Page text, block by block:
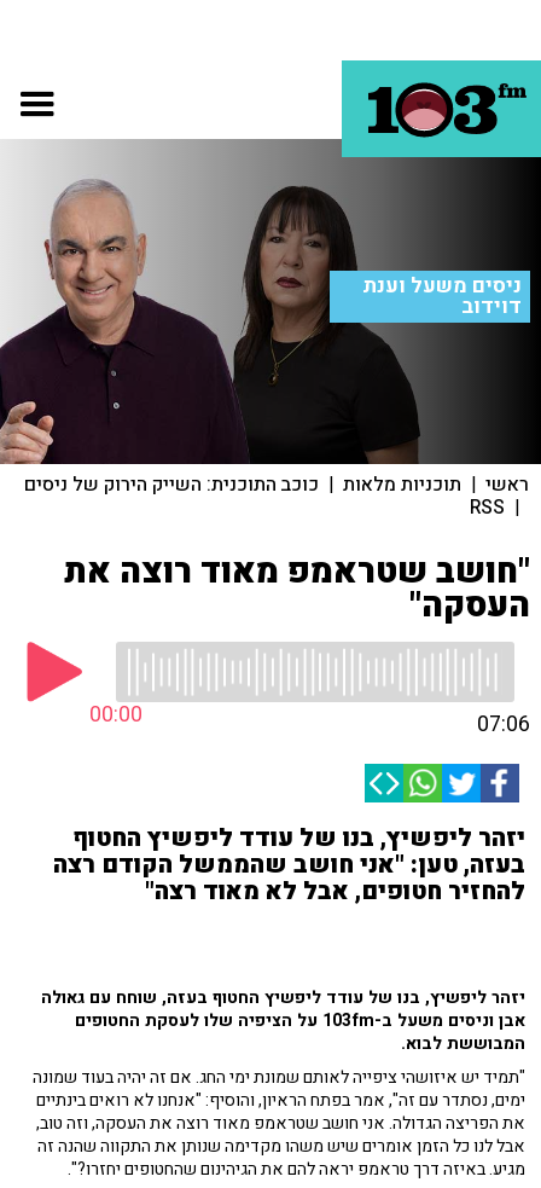
ניסים משעל וענת
דוידוב
ראשי | תוכניות מלאות | כוכב התוכנית: השייק הירוק של ניסים
|
RSS
"חושב שטראמפ מאוד רוצה את
העסקה"
00:00 07:06
יזהר ליפשיץ, בנו של עודד ליפשיץ החטוף
בעזה, טען: "אני חושב שהממשל הקודם רצה
להחזיר חטופים, אבל לא מאוד רצה"
יזהר ליפשיץ, בנו של עודד ליפשיץ החטוף בעזה, שוחח עם גאולה
אבן וניסים משעל ב-103fm על הציפיה שלו לעסקת החטופים
המבוששת לבוא.
"תמיד יש איזושהי ציפייה לאותם שמונת ימי החג. אם זה יהיה בעוד שמונה
ימים, נסתדר עם זה", אמר בפתח הראיון, והוסיף: "אנחנו לא רואים בינתיים
את הפריצה הגדולה. אני חושב שטראמפ מאוד רוצה את העסקה, וזה טוב,
אבל לנו כל הזמן אומרים שיש משהו מקדימה שנותן את התקווה שהנה זה
מגיע. באיזה דרך טראמפ יראה להם את הגיהינום שהחטופים יחזרו?".